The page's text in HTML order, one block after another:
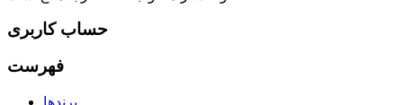
حساب کاربری
فهرست
برندها